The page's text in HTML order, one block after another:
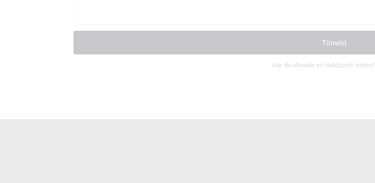
Tilmeld
Har du allerede en Holdsport-konto?